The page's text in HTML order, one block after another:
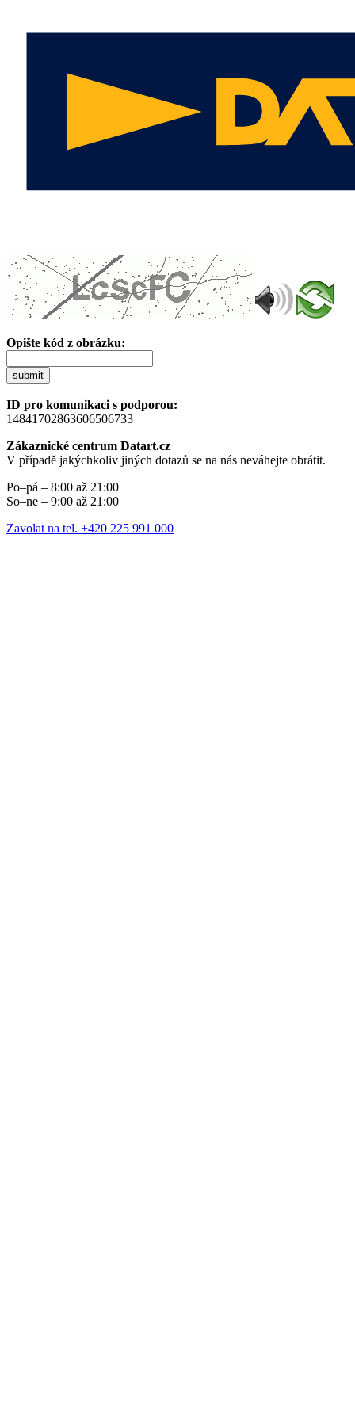
Opište kód z obrázku:
submit
ID pro komunikaci s podporou:
14841702863606506733
Zákaznické centrum Datart.cz
V případě jakýchkoliv jiných dotazů se na nás neváhejte obrátit.
Po–pá – 8:00 až 21:00
So–ne – 9:00 až 21:00
Zavolat na tel. +420 225 991 000